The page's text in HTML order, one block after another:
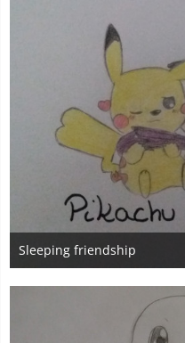
Sleeping friendship
14. August 2016
5